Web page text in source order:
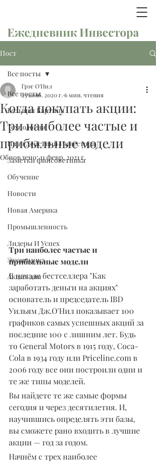
Ежедневник Инвестора
Пост
Все посты
Большая Картина
Технологии
План Действий Инвестора
Заметки финсоветника
Обучение
Новости
Новая Америка
Промышленность
Лидеры И Успех
Экономика
Акция дня
Все посты
Когда покупать акции:
Три наиболее частые и
прибыльные модели
Грэг О'Нил
23 нояб. 2020 г. 6 мин. чтения
Обновлено:11 февр. 2021 г.
Три наиболее частые и
прибыльные модели
В начале бестселлера "Как
заработать деньги на акциях"
основатель и председатель IBD
Уильям Дж.О'Нил показывает 100
графиков самых успешных акций за
последние 100 с лишним лет. Будь
то General Motors в 1915 году, Coca-
Cola в 1934 году или Priceline.com в
2006 году все они построили одни и
те же типы моделей.
Вы найдете те же самые формы
сегодня и через десятилетия. И,
научившись определять эти базы,
вы сможете рано входить в лучшие
акции — год за годом.
Начнём с трех наиболее